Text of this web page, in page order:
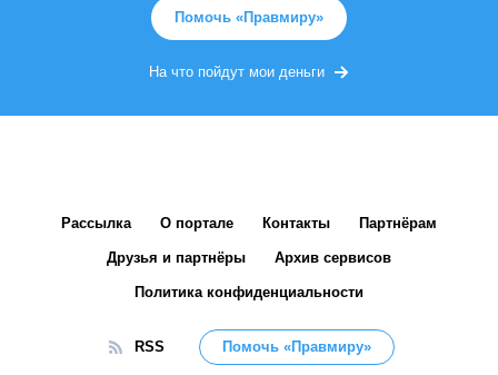
Помочь «Правмиру»
На что пойдут мои деньги
Рассылка О портале Контакты Партнёрам
Друзья и партнёры Архив сервисов
Политика конфиденциальности
RSS Помочь «Правмиру»